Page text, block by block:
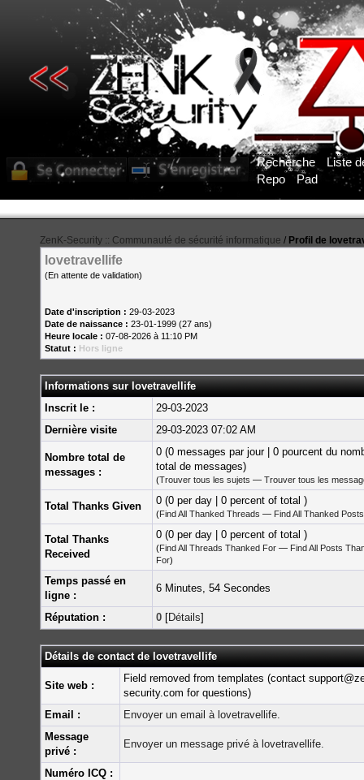
Recherche
Liste
Repo
Pad
ZenK-Security :: Communauté de sécurité informatique / Profil de
lovetravellife
(En attente de validation)
Date d'inscription : 29-03-2023
Date de naissance : 23-01-1999 (27 ans)
Heure locale : 07-08-2026 à 11:10 PM
Statut : Hors ligne
Informations sur lovetravellife
Inscrit le :
29-03-2023
Dernière visite
29-03-2023 07:02 AM
Nombre total de
messages :
0 (0 messages par jour | 0 pourcent du
total de messages)
(Trouver tous les sujets — Trouver tous les
Total Thanks Given 0 (0 per day | 0 percent of total )
(Find All Thanked Threads — Find All Thanked Posts
Total Thanks
Received
0 (0 per day | 0 percent of total )
(Find All Threads Thanked For — Find All Posts
For)
Temps passé en
ligne :
6 Minutes, 54 Secondes
Réputation : 0 [Détails]
Détails de contact de lovetravellife
Site web :
Field removed from templates (contact
security.com for questions)
Email :
Envoyer un email à lovetravellife.
Message
privé :
Envoyer un message privé à lovetravellife.
Numéro ICQ :